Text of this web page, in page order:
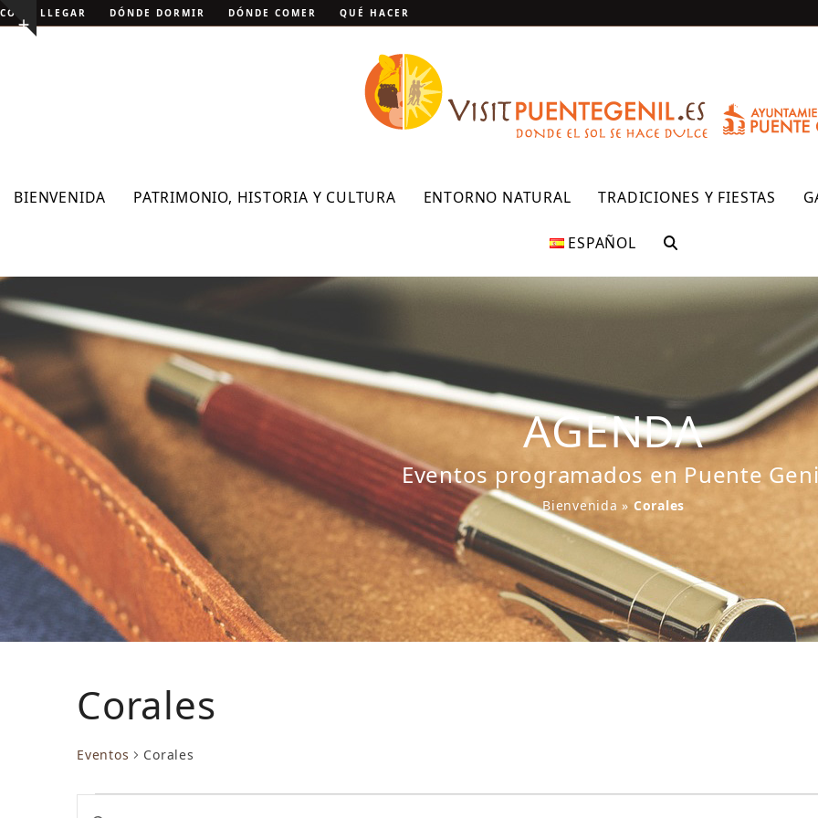
Skip
to Show
CÓMO LLEGAR DÓNDE DORMIR DÓNDE COMER QUÉ HACER
BIENVENIDA PATRIMONIO, HISTORIA Y CULTURA ENTORNO NATURAL TRADICIONES Y FIESTAS
ESPAÑOL
AGENDA
Eventos programados en Puente
Bienvenida » Corales
Corales
Eventos Corales
N